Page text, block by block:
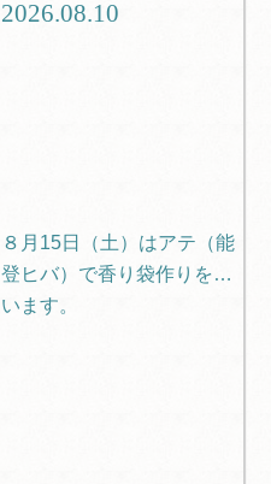
2026.08.10
８月15日（土）はアテ（能
登ヒバ）で香り袋作りを行
います。